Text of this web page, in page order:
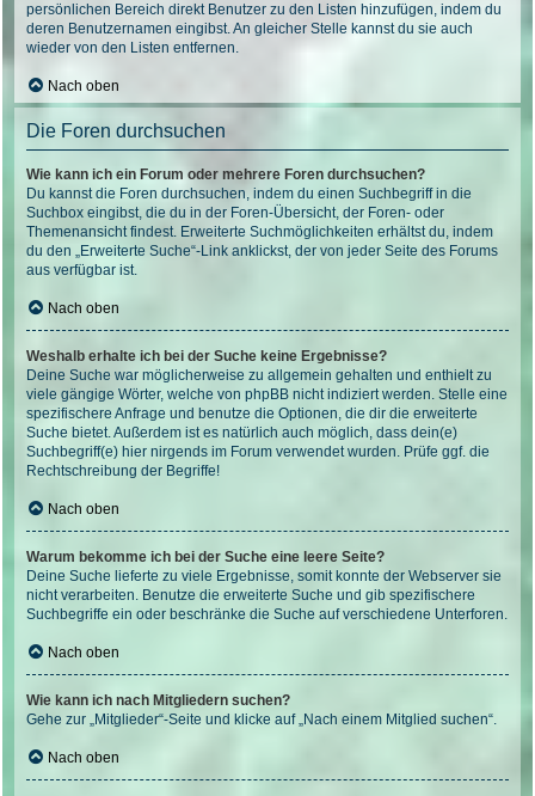
persönlichen Bereich direkt Benutzer zu den Listen hinzufügen, indem du
deren Benutzernamen eingibst. An gleicher Stelle kannst du sie auch
wieder von den Listen entfernen.
Nach oben
Die Foren durchsuchen
Wie kann ich ein Forum oder mehrere Foren durchsuchen?
Du kannst die Foren durchsuchen, indem du einen Suchbegriff in die
Suchbox eingibst, die du in der Foren-Übersicht, der Foren- oder
Themenansicht findest. Erweiterte Suchmöglichkeiten erhältst du, indem
du den „Erweiterte Suche“-Link anklickst, der von jeder Seite des Forums
aus verfügbar ist.
Nach oben
Weshalb erhalte ich bei der Suche keine Ergebnisse?
Deine Suche war möglicherweise zu allgemein gehalten und enthielt zu
viele gängige Wörter, welche von phpBB nicht indiziert werden. Stelle eine
spezifischere Anfrage und benutze die Optionen, die dir die erweiterte
Suche bietet. Außerdem ist es natürlich auch möglich, dass dein(e)
Suchbegriff(e) hier nirgends im Forum verwendet wurden. Prüfe ggf. die
Rechtschreibung der Begriffe!
Nach oben
Warum bekomme ich bei der Suche eine leere Seite?
Deine Suche lieferte zu viele Ergebnisse, somit konnte der Webserver sie
nicht verarbeiten. Benutze die erweiterte Suche und gib spezifischere
Suchbegriffe ein oder beschränke die Suche auf verschiedene Unterforen.
Nach oben
Wie kann ich nach Mitgliedern suchen?
Gehe zur „Mitglieder“-Seite und klicke auf „Nach einem Mitglied suchen“.
Nach oben